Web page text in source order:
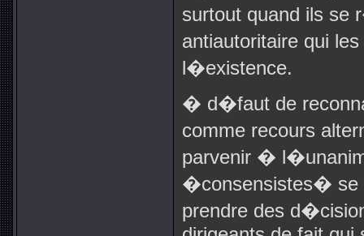
surtout quand ils
antiautoritaire qui
l�existence.
� d�faut de
comme recours
parvenir �
�consensistes� se
prendre des